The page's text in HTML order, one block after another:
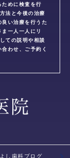
ために検査を行
法と今後の治療
い治療を行うた
一人一人にリ
ての説明や相談
わせ、ご予約く
し歯科ブログ